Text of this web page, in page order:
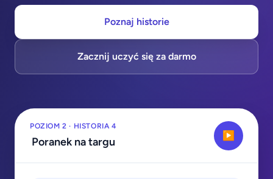
Poznaj historie
Zacznij uczyć się za darmo
POZIOM 2 · HISTORIA 4
Poranek na targu ▶